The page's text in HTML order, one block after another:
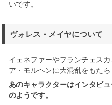
いです。
ヴォレス・メイヤについて
イェネファーやフランチェス
ア・モルヘンに大混乱をもたら
あのキャラクターはインタビ
のようです。